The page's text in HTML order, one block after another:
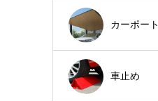
カーポート
車止め